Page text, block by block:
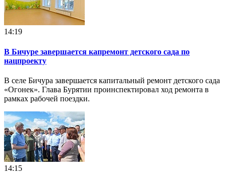
14:19
В Бичуре завершается капремонт детского сада по
нацпроекту
В селе Бичура завершается капитальный ремонт детского сада
«Огонек». Глава Бурятии проинспектировал ход ремонта в
рамках рабочей поездки.
14:15